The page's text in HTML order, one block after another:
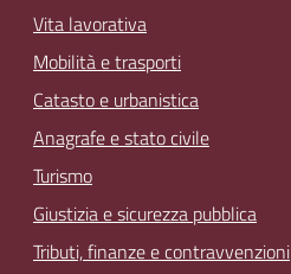
Vita lavorativa
Mobilità e trasporti
Catasto e urbanistica
Anagrafe e stato civile
Turismo
Giustizia e sicurezza pubblica
Tributi, finanze e contravvenzioni